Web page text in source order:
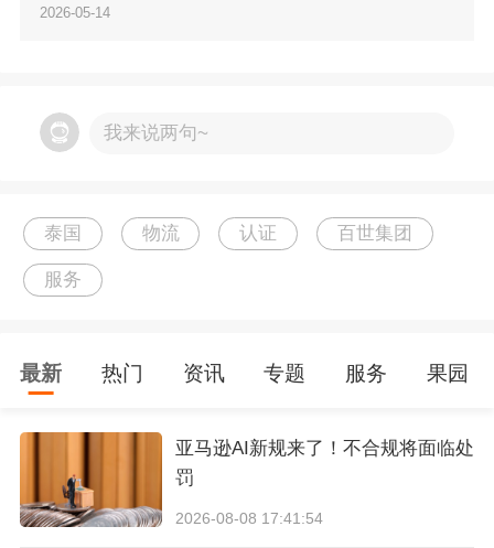
果的高度肯定，更彰显其持续提供符合国际标准
自2018年进入泰国以来，百世始终以严格的质量
合。随着在泰国、越南等东南亚国家本土快递网
络的成熟，百世逐步搭建起中国与东南亚多国间
产品矩阵。截至目前，百世的国际业务已覆盖泰
个国家，在东南亚拥有35个自营快递分拨中心、
1300多个
2026-05-14
我来说两句~
泰国 物流 认证 百世集团
服务
最新 热门 资讯 专题 服务 果园
亚马逊AI新规来了！不合规将面临处
罚
2026-08-08 17:41:54